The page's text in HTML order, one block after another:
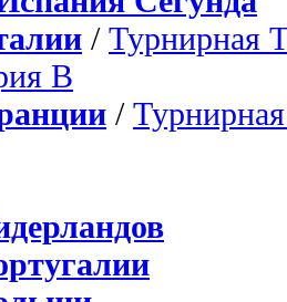
/ Турнирная
B
/